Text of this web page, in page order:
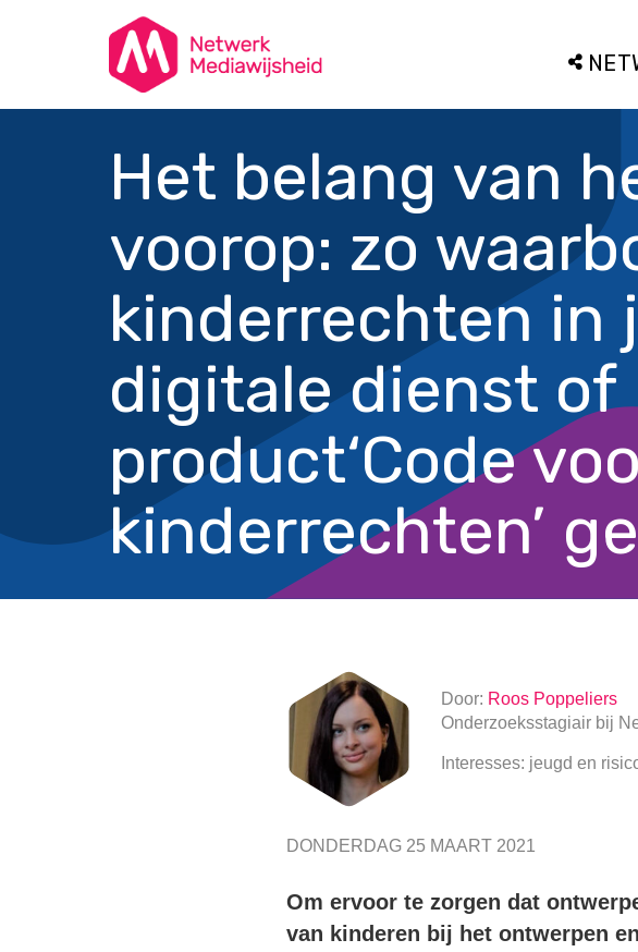
Het belang van
voorop: zo
kinderrechten in
digitale dienst of
product‘Code
kinderrechten’
Door: Roos Poppeliers
Onderzoeksstagiair bij
Interesses: jeugd en
DONDERDAG 25 MAART 2021
Om ervoor te zorgen dat
van kinderen bij het ontwerpen